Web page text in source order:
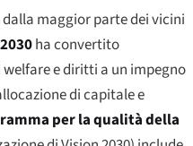
maggior parte dei vicini
ha convertito
e diritti a un impegno
di capitale e
per la qualità della